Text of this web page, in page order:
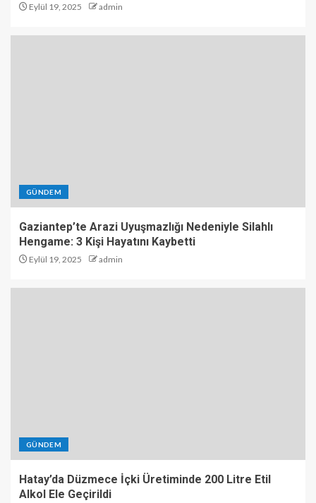
Eylül 19, 2025 admin
GÜNDEM
Gaziantep’te Arazi Uyuşmazlığı Nedeniyle Silahlı
Hengame: 3 Kişi Hayatını Kaybetti
Eylül 19, 2025 admin
GÜNDEM
Hatay’da Düzmece İçki Üretiminde 200 Litre Etil
Alkol Ele Geçirildi